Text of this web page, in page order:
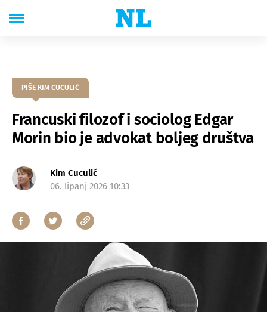
PIŠE KIM CUCULIĆ
Francuski filozof i sociolog Edgar
Morin bio je advokat boljeg društva
Kim Cuculić
06. lipanj 2026 10:33